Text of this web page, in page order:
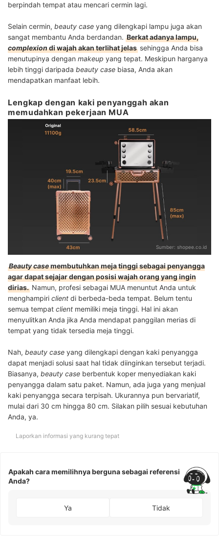
berpindah tempat atau mencari cermin lagi.
Selain cermin, beauty case yang dilengkapi lampu juga akan
sangat membantu Anda berdandan. Berkat adanya lampu,
complexiondi wajah akan terlihat jelas sehingga Anda bisa
menutupinya dengan makeup yang tepat. Meskipun harganya
lebih tinggi daripada beauty case biasa, Anda akan
mendapatkan manfaat lebih.
Lengkap dengan kaki penyanggah akan
memudahkan pekerjaan MUA
Sumber: shopee.co.id
Beauty casemembutuhkan meja tinggi sebagai penyangga
agar dapat sejajar dengan posisi wajah orang yang ingin
dirias. Namun, profesi sebagai MUA menuntut Anda untuk
menghampiri client di berbeda-beda tempat. Belum tentu
semua tempat client memiliki meja tinggi. Hal ini akan
menyulitkan Anda jika Anda mendapat panggilan merias di
tempat yang tidak tersedia meja tinggi.
Nah, beauty case yang dilengkapi dengan kaki penyangga
dapat menjadi solusi saat hal tidak diinginkan tersebut terjadi.
Biasanya, beauty case berbentuk koper menyediakan kaki
penyangga dalam satu paket. Namun, ada juga yang menjual
kaki penyangga secara terpisah. Ukurannya pun bervariatif,
mulai dari 30 cm hingga 80 cm. Silakan pilih sesuai kebutuhan
Anda, ya.
Laporkan informasi yang kurang tepat
Apakah cara memilihnya berguna sebagai referensi
Anda?
Ya Tidak